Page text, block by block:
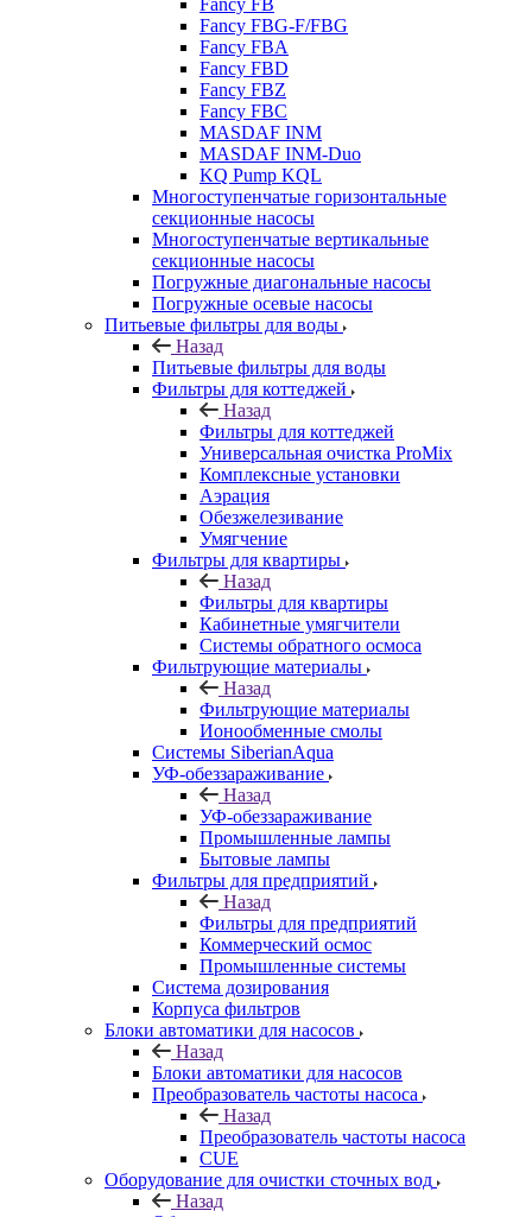
Fancy FBG-F/FBG
Fancy FBA
Fancy FBD
Fancy FBZ
Fancy FBC
MASDAF INM
MASDAF INM-Duo
KQ Pump KQL
Многоступенчатые горизонтальные
секционные насосы
Многоступенчатые вертикальные
секционные насосы
Погружные диагональные насосы
Погружные осевые насосы
Питьевые фильтры для воды
Назад
Питьевые фильтры для воды
Фильтры для коттеджей
Назад
Фильтры для коттеджей
Универсальная очистка ProMix
Комплексные установки
Аэрация
Обезжелезивание
Умягчение
Фильтры для квартиры
Назад
Фильтры для квартиры
Кабинетные умягчители
Системы обратного осмоса
Фильтрующие материалы
Назад
Фильтрующие материалы
Ионообменные смолы
Системы SiberianAqua
УФ-обеззараживание
Назад
УФ-обеззараживание
Промышленные лампы
Бытовые лампы
Фильтры для предприятий
Назад
Фильтры для предприятий
Коммерческий осмос
Промышленные системы
Система дозирования
Корпуса фильтров
Блоки автоматики для насосов
Назад
Блоки автоматики для насосов
Преобразователь частоты насоса
Назад
Преобразователь частоты насоса
CUE
Оборудование для очистки сточных вод
Назад